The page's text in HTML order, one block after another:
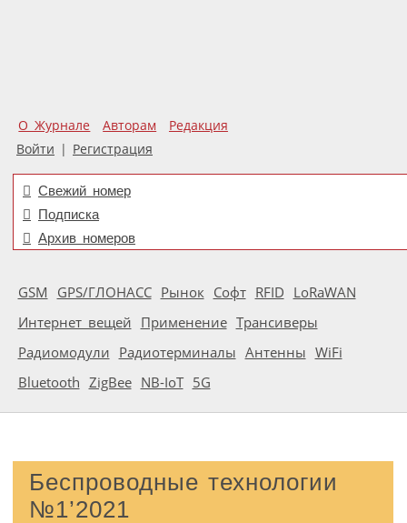
О Журнале Авторам
Редакция
Войти | Регистрация
Свежий номер
Подписка
Архив номеров
GSM GPS/ГЛОНАСС Рынок Софт RFID LoRaWAN
Интернет вещей Применение Трансиверы
Радиомодули Радиотерминалы Антенны WiFi
Bluetooth ZigBee NB-IoT 5G
Беспроводные технологии
№1’2021